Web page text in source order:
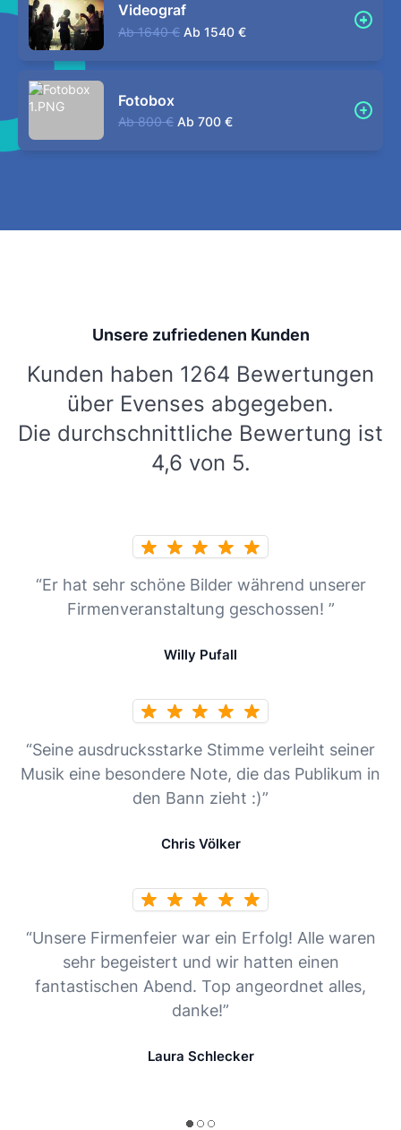
Videograf
Ab 1640 € Ab 1540 €
Fotobox
Ab 800 € Ab 700 €
Unsere zufriedenen Kunden
Kunden haben 1264 Bewertungen
über Evenses abgegeben.
Die durchschnittliche Bewertung ist
4,6 von 5.
“Er hat sehr schöne Bilder während unserer
Firmenveranstaltung geschossen! ”
Willy Pufall
“Seine ausdrucksstarke Stimme verleiht seiner
Musik eine besondere Note, die das Publikum in
den Bann zieht :)”
Chris Völker
“Unsere Firmenfeier war ein Erfolg! Alle waren
sehr begeistert und wir hatten einen
fantastischen Abend. Top angeordnet alles,
danke!”
Laura Schlecker